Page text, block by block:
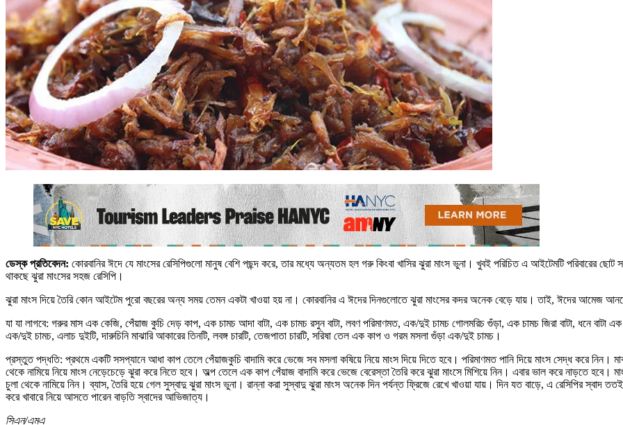
ডেস্ক প্রতিবেদন: কোরবানির ঈদে যে মাংসের রেসিপিগুলো মানুষ বেশি পছন্দ করে, তার মধ্যে অন্যতম হল গরু কিংবা খাসির ঝুরা মাংস ভুনা। খুবই পরিচিত এ আইটেমটি
থাকছে ঝুরা মাংসের সহজ রেসিপি।
ঝুরা মাংস দিয়ে তৈরি কোন আইটেম পুরো বছরের অন্য সময় তেমন একটা খাওয়া হয় না। কোরবানির এ ঈদের দিনগুলোতে ঝুরা মাংসের কদর অনেক বেড়ে যায়। তাই, ঈদের আমেজ
যা যা লাগবে: গরুর মাস এক কেজি, পেঁয়াজ কুচি দেড় কাপ, এক চামচ আদা বাটা, এক চামচ রসুন বাটা, লবণ পরিমাণমত, এক/দুই চামচ গোলমরিচ গুঁড়া, এক চামচ জিরা বাটা, ধনে বাটা
এক/দুই চামচ, এলাচ দুইটি, দারুচিনি মাঝারি আকারের তিনটি, লবঙ্গ চারটি, তেজপাতা চারটি, সরিষা তেল এক কাপ ও গরম মসলা গুঁড়া এক/দুই চামচ।
প্রস্তুত পদ্ধতি: প্রথমে একটি সসপ্যানে আধা কাপ তেলে পেঁয়াজকুচি বাদামি করে ভেজে সব মসলা কষিয়ে নিয়ে মাংস দিয়ে দিতে হবে। পরিমাণমত পানি দিয়ে মাংস সেদ্ধ করে নিন।
থেকে নামিয়ে নিয়ে মাংস নেড়েচেড়ে ঝুরা করে নিতে হবে। অল্প তেলে এক কাপ পেঁয়াজ বাদামি করে ভেজে বেরেস্তা তৈরি করে ঝুরা মাংসে মিশিয়ে নিন। এবার ভাল করে নাড়তে হবে।
চুলা থেকে নামিয়ে নিন। ব্যাস, তৈরি হয়ে গেল সুস্বাদু ঝুরা মাংস ভুনা। রান্না করা সুস্বাদু ঝুরা মাংস অনেক দিন পর্যন্ত ফ্রিজে রেখে খাওয়া যায়। দিন যত বাড়ে, এ রেসিপির
করে খাবারে নিয়ে আসতে পারেন বাড়তি স্বাদের আভিজাত্য।
সিএন/এমএ